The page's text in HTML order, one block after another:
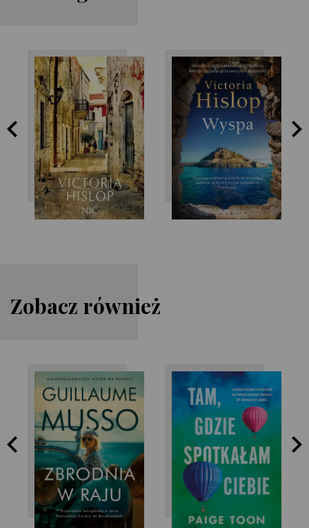
Victoria Hislop Victoria Hislop
Zobacz również
Guillaume Musso
Paige Toon